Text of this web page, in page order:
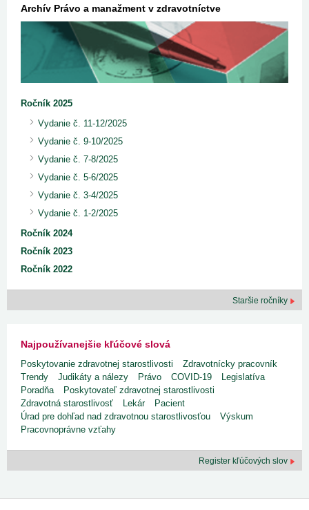
Archív Právo a manažment v zdravotníctve
Ročník 2025
Vydanie č. 11-12/2025
Vydanie č. 9-10/2025
Vydanie č. 7-8/2025
Vydanie č. 5-6/2025
Vydanie č. 3-4/2025
Vydanie č. 1-2/2025
Ročník 2024
Ročník 2023
Ročník 2022
Staršie ročníky
Najpoužívanejšie kľúčové slová
Poskytovanie zdravotnej starostlivosti
Zdravotnícky pracovník
Trendy
Judikáty a nálezy Právo COVID-19
Legislatíva
Poradňa
Poskytovateľ zdravotnej starostlivosti
Zdravotná starostlivosť
Lekár
Pacient
Úrad pre dohľad nad zdravotnou starostlivosťou
Výskum
Pracovnoprávne vzťahy
Register kľúčových slov